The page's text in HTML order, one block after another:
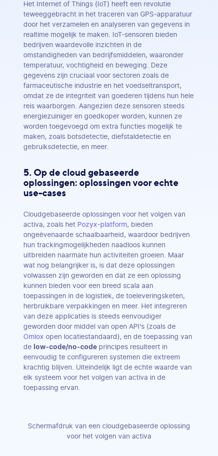
Het Internet of Things (IoT) heeft een revolutie
teweeggebracht in het traceren van GPS-apparatuur
door het verzamelen en analyseren van gegevens in
realtime mogelijk te maken. IoT-sensoren bieden
bedrijven waardevolle inzichten in de
omstandigheden van bedrijfsmiddelen, waaronder
temperatuur, vochtigheid en beweging. Deze
gegevens zijn cruciaal voor sectoren zoals de
farmaceutische industrie en het voedseltransport,
omdat ze de integriteit van goederen tijdens hun hele
reis waarborgen. Aangezien deze sensoren steeds
energiezuiniger en goedkoper worden, kunnen ze
worden toegevoegd om extra functies mogelijk te
maken, zoals botsdetectie, diefstaldetectie en
gebruiksdetectie, en meer.
5. Op de cloud gebaseerde
oplossingen: oplossingen voor echte
use-cases
Cloudgebaseerde oplossingen voor het volgen van
activa, zoals het Pozyx-platform, bieden
ongeëvenaarde schaalbaarheid, waardoor bedrijven
hun trackingmogelijkheden naadloos kunnen
uitbreiden naarmate hun activiteiten groeien. Maar
wat nog belangrijker is, is dat deze oplossingen
volwassen zijn geworden en dat ze een oplossing
kunnen bieden voor een breed scala aan
toepassingen in de logistiek, de toeleveringsketen,
herbruikbare verpakkingen en meer. Het integreren
van deze applicaties is steeds eenvoudiger
geworden door middel van open API's (zoals de
Omlox open locatiestandaard), en de toepassing van
de low-code/no-code principes resulteert in
eenvoudig te configureren systemen die extreem
krachtig blijven. Uiteindelijk ligt de echte waarde van
elk systeem voor het volgen van activa in de
toepassing ervan.
Schermafdruk van een cloudgebaseerde oplossing
voor het volgen van activa